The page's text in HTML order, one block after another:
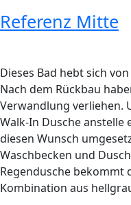
Referenz Mitte
Dieses Bad hebt sich
Nach dem Rückbau
Verwandlung verliehen.
Walk-In Dusche anstelle
diesen Wunsch
Waschbecken und
Regendusche bekommt
Kombination aus